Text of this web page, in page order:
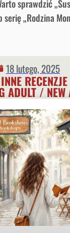
sprawdzić
„Rodzina
18 lutego, 2025
ADULT / NEW